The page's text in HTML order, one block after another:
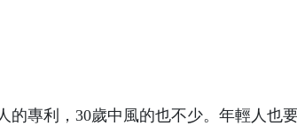
專利，30歲中風的也不少。年輕人也